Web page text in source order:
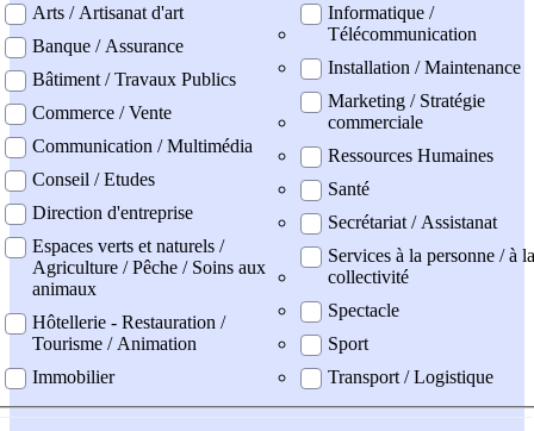
Arts / Artisanat d'art
Banque / Assurance
Bâtiment / Travaux Publics
Commerce / Vente
Communication / Multimédia
Conseil / Etudes
Direction d'entreprise
Espaces verts et naturels /
Agriculture / Pêche / Soins aux
animaux
Hôtellerie - Restauration /
Tourisme / Animation
Immobilier
Informatique /
Télécommunication
Installation / Maintenance
Marketing / Stratégie
commerciale
Ressources Humaines
Santé
Secrétariat / Assistanat
Services à la personne / à la
collectivité
Spectacle
Sport
Transport / Logistique